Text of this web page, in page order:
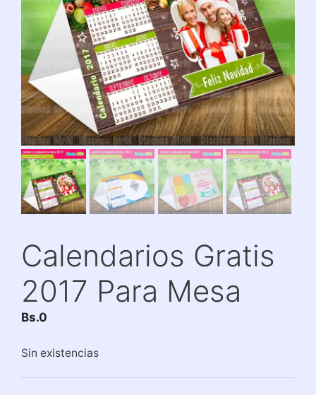
Calendarios Gratis
2017 Para Mesa
Bs.0
Sin existencias